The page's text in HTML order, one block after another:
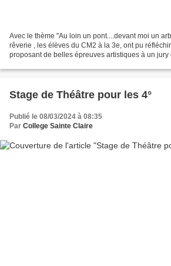
Avec le thème "Au loin un pont....devant moi un
rêverie , les élèves du CM2 à la 3e, ont pu
proposant de belles épreuves artistiques à un
Stage de Théâtre pour les 4°
Publié le 08/03/2024 à 08:35
Par College Sainte Claire